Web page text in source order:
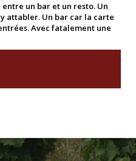
entre un bar et un resto. Un
attabler. Un bar car la carte
Avec fatalement une